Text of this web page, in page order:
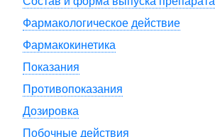
Фармакологическое действие
Фармакокинетика
Показания
Противопоказания
Дозировка
Побочные действия